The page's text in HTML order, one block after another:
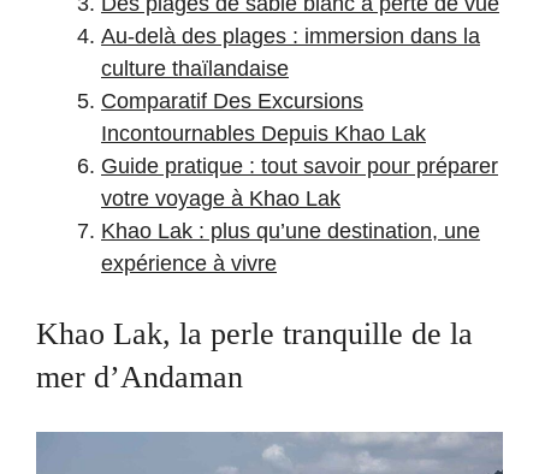
Au-delà des plages : immersion dans la
culture thaïlandaise
Comparatif Des Excursions
Incontournables Depuis Khao Lak
Guide pratique : tout savoir pour préparer
votre voyage à Khao Lak
Khao Lak : plus qu’une destination, une
expérience à vivre
Khao Lak, la perle tranquille de la
mer d’Andaman